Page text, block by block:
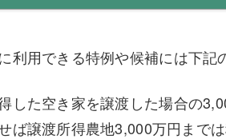
利用できる特例や候補には下記
した空き家を譲渡した場合の
ば譲渡所得農地3,000万円まで